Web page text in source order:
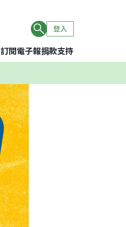
登入
訂閱電子報捐款支持